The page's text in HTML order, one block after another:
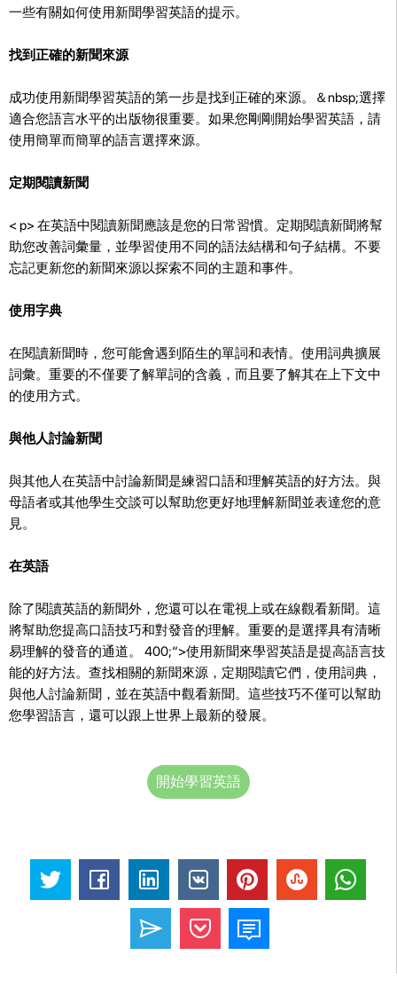
一些有關如何使用新聞學習英語的提示。
找到正確的新聞來源
成功使用新聞學習英語的第一步是找到正確的來源。＆nbsp;選擇
適合您語言水平的出版物很重要。如果您剛剛開始學習英語，請
使用簡單而簡單的語言選擇來源。
定期閱讀新聞
< p> 在英語中閱讀新聞應該是您的日常習慣。定期閱讀新聞將幫
助您改善詞彙量，並學習使用不同的語法結構和句子結構。不要
忘記更新您的新聞來源以探索不同的主題和事件。
使用字典
在閱讀新聞時，您可能會遇到陌生的單詞和表情。使用詞典擴展
詞彙。重要的不僅要了解單詞的含義，而且要了解其在上下文中
的使用方式。
與他人討論新聞
與其他人在英語中討論新聞是練習口語和理解英語的好方法。與
母語者或其他學生交談可以幫助您更好地理解新聞並表達您的意
見。
在英語
除了閱讀英語的新聞外，您還可以在電視上或在線觀看新聞。這
將幫助您提高口語技巧和對發音的理解。重要的是選擇具有清晰
易理解的發音的通道。 400;“>使用新聞來學習英語是提高語言技
能的好方法。查找相關的新聞來源，定期閱讀它們，使用詞典，
與他人討論新聞，並在英語中觀看新聞。這些技巧不僅可以幫助
您學習語言，還可以跟上世界上最新的發展。
開始學習英語